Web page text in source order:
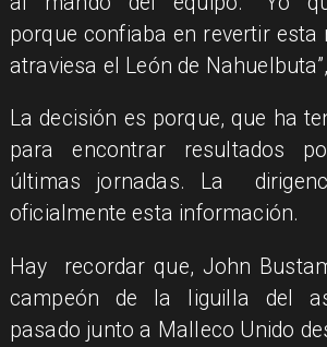
porque confiaba en revertir esta
atraviesa el León de
La decisión es porque, que ha
para encontrar resultados
últimas jornadas. La
oficialmente esta información.
Hay recordar que, John
campeón de la liguilla del
pasado junto a Malleco Unido